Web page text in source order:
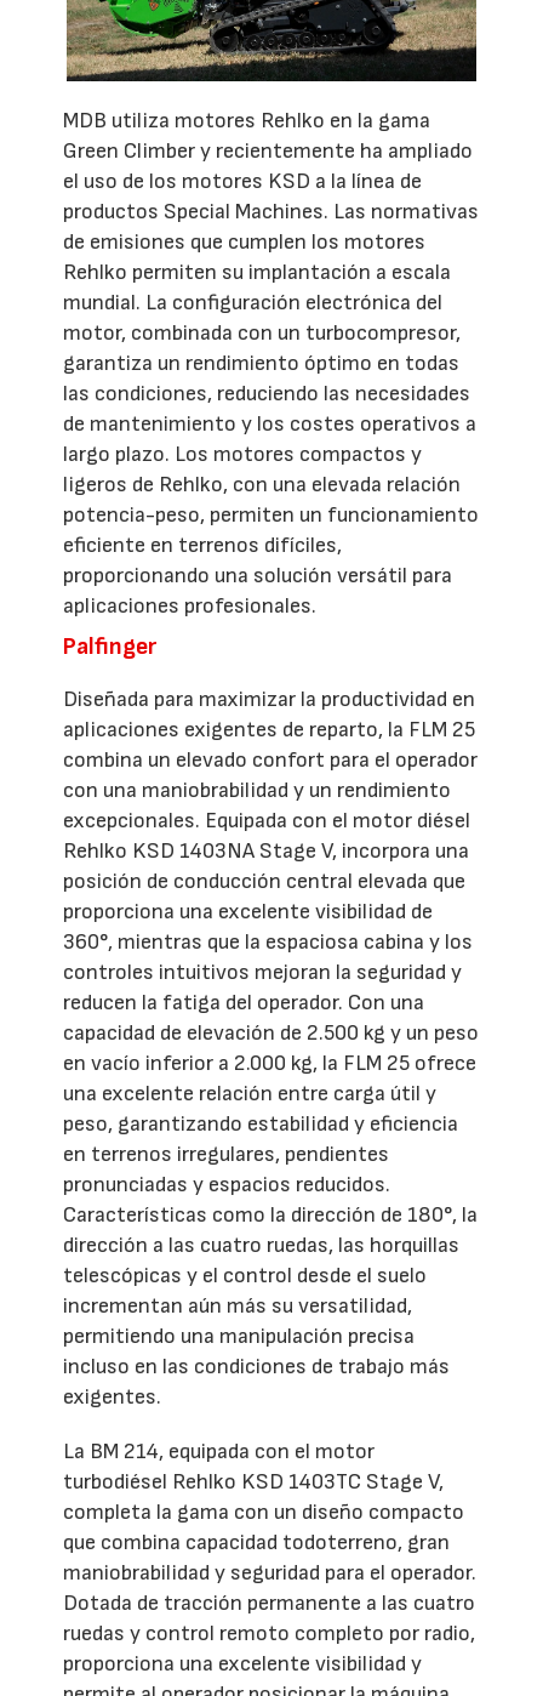
MDB utiliza motores Rehlko en la gama
Green Climber y recientemente ha ampliado
el uso de los motores KSD a la línea de
productos Special Machines. Las normativas
de emisiones que cumplen los motores
Rehlko permiten su implantación a escala
mundial. La configuración electrónica del
motor, combinada con un turbocompresor,
garantiza un rendimiento óptimo en todas
las condiciones, reduciendo las necesidades
de mantenimiento y los costes operativos a
largo plazo. Los motores compactos y
ligeros de Rehlko, con una elevada relación
potencia-peso, permiten un funcionamiento
eficiente en terrenos difíciles,
proporcionando una solución versátil para
aplicaciones profesionales.
Palfinger
Diseñada para maximizar la productividad en
aplicaciones exigentes de reparto, la FLM 25
combina un elevado confort para el operador
con una maniobrabilidad y un rendimiento
excepcionales. Equipada con el motor diésel
Rehlko KSD 1403NA Stage V, incorpora una
posición de conducción central elevada que
proporciona una excelente visibilidad de
360°, mientras que la espaciosa cabina y los
controles intuitivos mejoran la seguridad y
reducen la fatiga del operador. Con una
capacidad de elevación de 2.500 kg y un peso
en vacío inferior a 2.000 kg, la FLM 25 ofrece
una excelente relación entre carga útil y
peso, garantizando estabilidad y eficiencia
en terrenos irregulares, pendientes
pronunciadas y espacios reducidos.
Características como la dirección de 180°, la
dirección a las cuatro ruedas, las horquillas
telescópicas y el control desde el suelo
incrementan aún más su versatilidad,
permitiendo una manipulación precisa
incluso en las condiciones de trabajo más
exigentes.
La BM 214, equipada con el motor
turbodiésel Rehlko KSD 1403TC Stage V,
completa la gama con un diseño compacto
que combina capacidad todoterreno, gran
maniobrabilidad y seguridad para el operador.
Dotada de tracción permanente a las cuatro
ruedas y control remoto completo por radio,
proporciona una excelente visibilidad y